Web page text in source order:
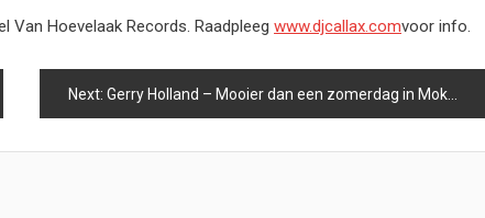
Van Hoevelaak Records. Raadpleeg www.djcallax.comvoor info.
Next: Gerry Holland – Mooier dan een zomerdag in Mokum